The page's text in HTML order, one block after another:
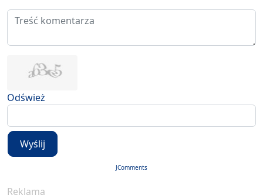
Odśwież
Wyślij
JComments
Reklama